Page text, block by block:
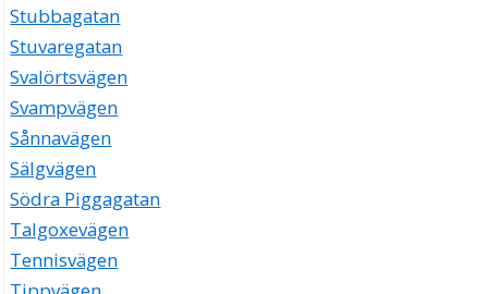
Stubbagatan
Stuvaregatan
Svalörtsvägen
Svampvägen
Sånnavägen
Sälgvägen
Södra Piggagatan
Talgoxevägen
Tennisvägen